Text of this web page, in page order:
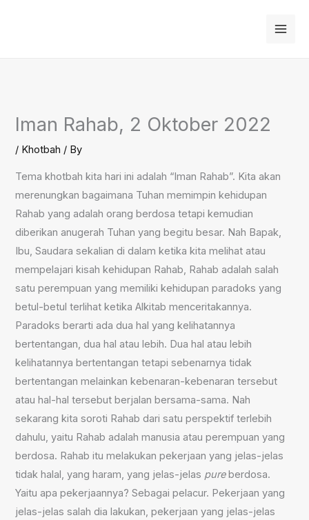
Iman Rahab, 2 Oktober 2022
/ Khotbah / By
Tema khotbah kita hari ini adalah “Iman Rahab”. Kita akan
merenungkan bagaimana Tuhan memimpin kehidupan
Rahab yang adalah orang berdosa tetapi kemudian
diberikan anugerah Tuhan yang begitu besar. Nah Bapak,
Ibu, Saudara sekalian di dalam ketika kita melihat atau
mempelajari kisah kehidupan Rahab, Rahab adalah salah
satu perempuan yang memiliki kehidupan paradoks yang
betul-betul terlihat ketika Alkitab menceritakannya.
Paradoks berarti ada dua hal yang kelihatannya
bertentangan, dua hal atau lebih. Dua hal atau lebih
kelihatannya bertentangan tetapi sebenarnya tidak
bertentangan melainkan kebenaran-kebenaran tersebut
atau hal-hal tersebut berjalan bersama-sama. Nah
sekarang kita soroti Rahab dari satu perspektif terlebih
dahulu, yaitu Rahab adalah manusia atau perempuan yang
berdosa. Rahab itu melakukan pekerjaan yang jelas-jelas
tidak halal, yang haram, yang jelas-jelas pureberdosa.
Yaitu apa pekerjaannya? Sebagai pelacur. Pekerjaan yang
jelas-jelas salah dia lakukan, pekerjaan yang jelas-jelas